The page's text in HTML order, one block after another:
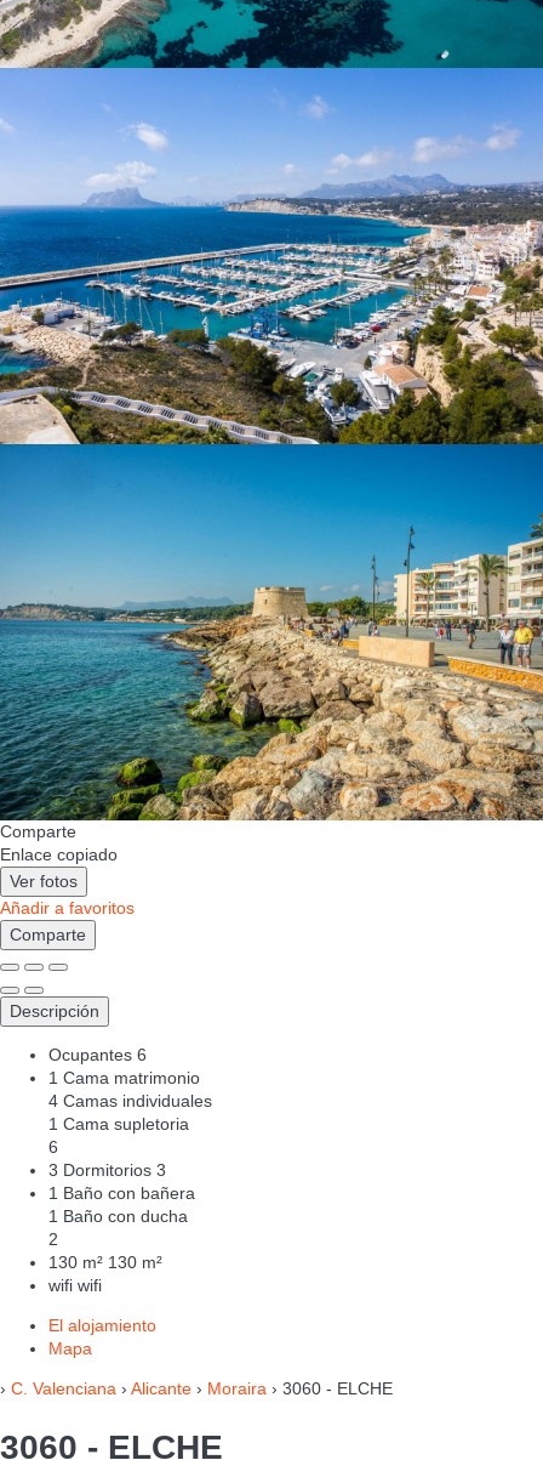
Comparte
Enlace copiado
Ver fotos
Añadir a favoritos
Comparte
Descripción
Ocupantes 6
1 Cama matrimonio
4 Camas individuales
1 Cama supletoria
6
3 Dormitorios 3
1 Baño con bañera
1 Baño con ducha
2
130 m² 130 m²
wifi wifi
El alojamiento
Mapa
› C. Valenciana › Alicante › Moraira › 3060 - ELCHE
3060 - ELCHE